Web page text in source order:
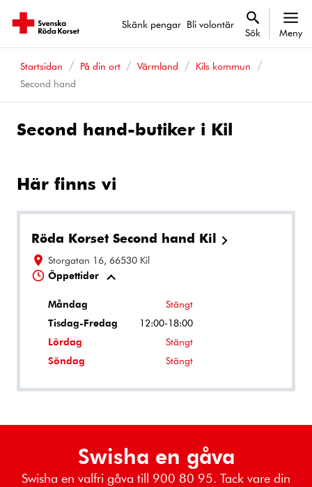
Skänk pengar Bli volontär
Sök Meny
Startsidan På din ort Värmland
Kils kommun
Second hand
Second hand-butiker i Kil
Här finns vi
Röda Korset Second hand Kil
Storgatan 16, 66530 Kil
Öppettider
Måndag
Stängt
Tisdag-Fredag
12:00-18:00
Lördag
Stängt
Söndag
Stängt
Swisha en gåva
Swisha en valfri gåva till 900 80 95. Tack vare din